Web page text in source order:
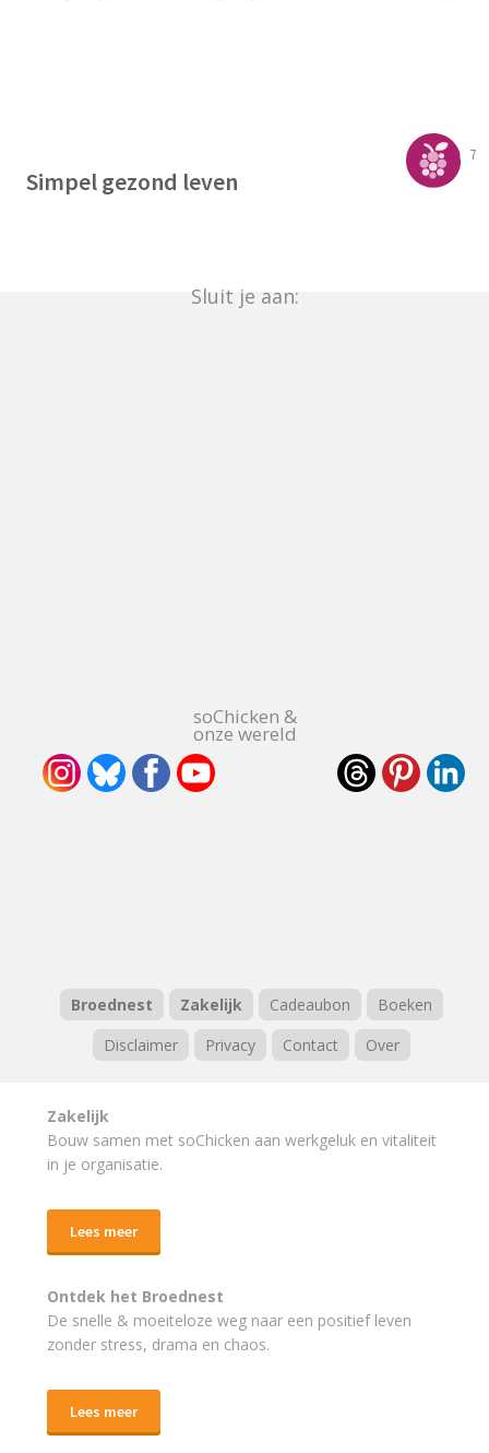
7
Simpel gezond leven
Sluit je aan:
soChicken &
onze wereld
Broednest Zakelijk Cadeaubon
Boeken
Disclaimer
Privacy Contact Over
Zakelijk
Bouw samen met soChicken aan werkgeluk en vitaliteit
in je organisatie.
Lees meer
Ontdek het Broednest
De snelle & moeiteloze weg naar een positief leven
zonder stress, drama en chaos.
Lees meer